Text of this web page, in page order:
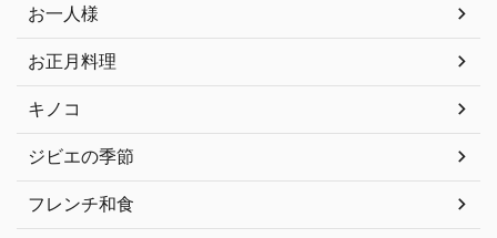
お一人様
お正月料理
キノコ
ジビエの季節
フレンチ和食